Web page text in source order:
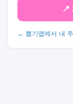
📍
← 뽑기맵에서 내